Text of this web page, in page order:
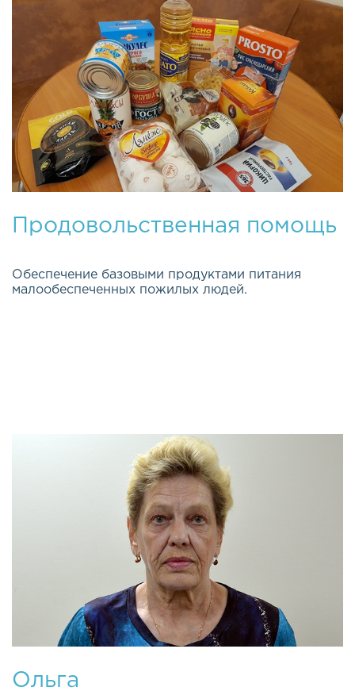
Продовольственная помощь
Обеспечение базовыми продуктами питания
малообеспеченных пожилых людей.
Ольга